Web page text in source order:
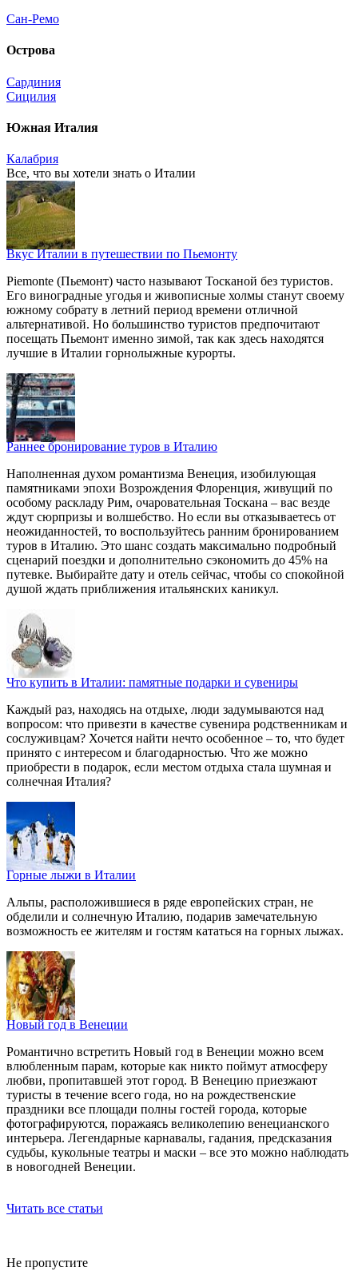
Сан-Ремо
Острова
Сардиния
Сицилия
Южная Италия
Калабрия
Все, что вы хотели знать o Италии
Вкус Италии в путешествии по Пьемонту
Piemonte (Пьемонт) часто называют Тосканой без туристов.
Его виноградные угодья и живописные холмы станут своему
южному собрату в летний период времени отличной
альтернативой. Но большинство туристов предпочитают
посещать Пьемонт именно зимой, так как здесь находятся
лучшие в Италии горнолыжные курорты.
Раннее бронирование туров в Италию
Наполненная духом романтизма Венеция, изобилующая
памятниками эпохи Возрождения Флоренция, живущий по
особому раскладу Рим, очаровательная Тоскана – вас везде
ждут сюрпризы и волшебство. Но если вы отказываетесь от
неожиданностей, то воспользуйтесь ранним бронированием
туров в Италию. Это шанс создать максимально подробный
сценарий поездки и дополнительно сэкономить до 45% на
путевке. Выбирайте дату и отель сейчас, чтобы со спокойной
душой ждать приближения итальянских каникул.
Что купить в Италии: памятные подарки и сувениры
Каждый раз, находясь на отдыхе, люди задумываются над
вопросом: что привезти в качестве сувенира родственникам и
сослуживцам? Хочется найти нечто особенное – то, что будет
принято с интересом и благодарностью. Что же можно
приобрести в подарок, если местом отдыха стала шумная и
солнечная Италия?
Горные лыжи в Италии
Альпы, расположившиеся в ряде европейских стран, не
обделили и солнечную Италию, подарив замечательную
возможность ее жителям и гостям кататься на горных лыжах.
Новый год в Венеции
Романтично встретить Новый год в Венеции можно всем
влюбленным парам, которые как никто поймут атмосферу
любви, пропитавшей этот город. В Венецию приезжают
туристы в течение всего года, но на рождественские
праздники все площади полны гостей города, которые
фотографируются, поражаясь великолепию венецианского
интерьера. Легендарные карнавалы, гадания, предсказания
судьбы, кукольные театры и маски – все это можно наблюдать
в новогодней Венеции.
Читать все статьи
Не пропустите